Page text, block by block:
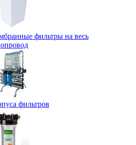
фильтры на весь
фильтров